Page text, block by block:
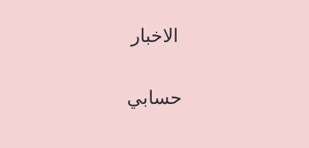
الاخبار
حسابي